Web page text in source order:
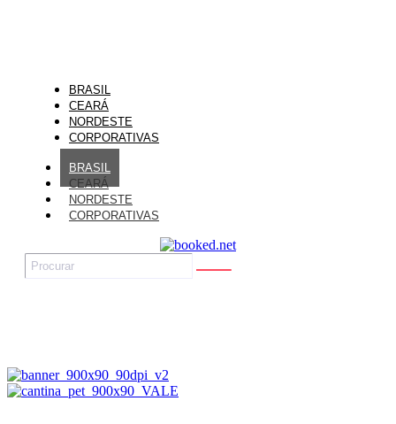
BRASIL
CEARÁ
NORDESTE
CORPORATIVAS
BRASIL
CEARÁ
NORDESTE
CORPORATIVAS